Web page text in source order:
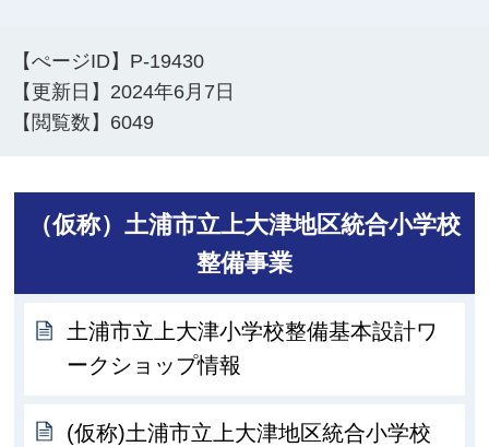
【ぺージID】 P-19430
【更新日】 2024年6月7日
【閲覧数】 6049
（仮称）土浦市立上大津地区統合小学校
整備事業
土浦市立上大津小学校整備基本設計ワ
ークショップ情報
(仮称)土浦市立上大津地区統合小学校